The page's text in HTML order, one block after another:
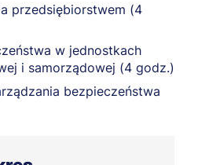
przedsiębiorstwem (4
w jednostkach
i samorządowej (4 godz.)
bezpieczeństwa